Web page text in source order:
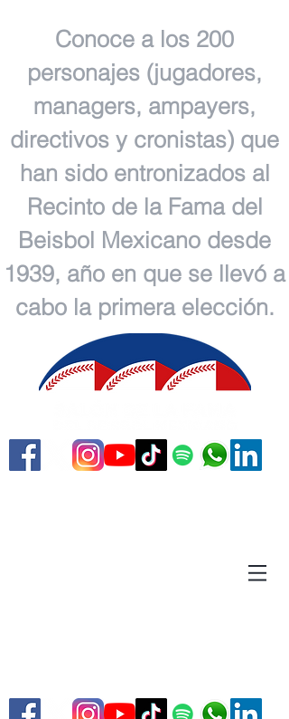
Conoce a los 200
personajes (jugadores,
managers, ampayers,
directivos y cronistas) que
han sido entronizados al
Recinto de la Fama del
Beisbol Mexicano desde
1939, año en que se llevó a
cabo la primera elección.